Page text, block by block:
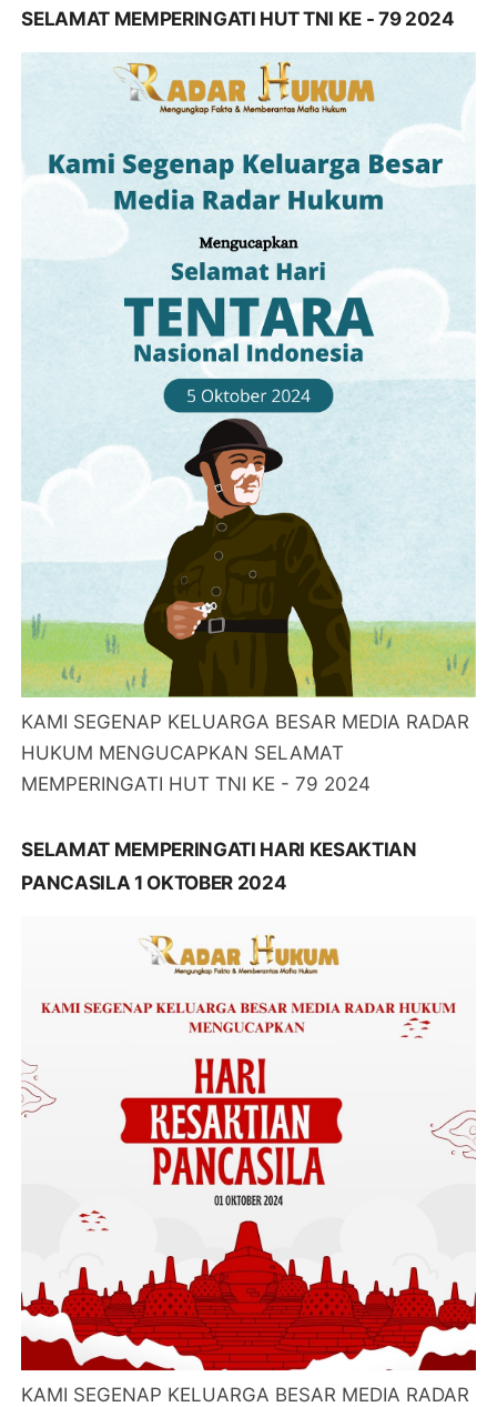
SELAMAT MEMPERINGATI HUT TNI KE - 79 2024
KAMI SEGENAP KELUARGA BESAR MEDIA RADAR
HUKUM MENGUCAPKAN SELAMAT
MEMPERINGATI HUT TNI KE - 79 2024
SELAMAT MEMPERINGATI HARI KESAKTIAN
PANCASILA 1 OKTOBER 2024
KAMI SEGENAP KELUARGA BESAR MEDIA RADAR